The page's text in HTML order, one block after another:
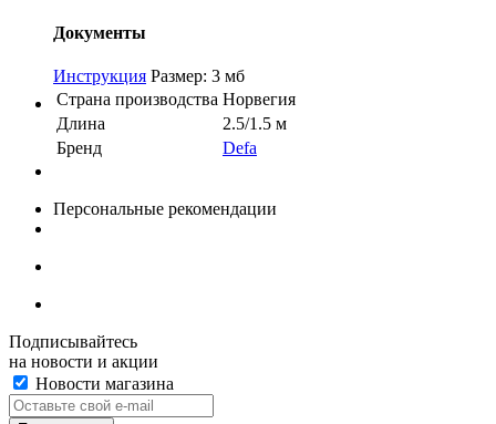
Документы
Инструкция Размер: 3 мб
Страна производства Норвегия
Длина
2.5/1.5 м
Бренд
Defa
Персональные рекомендации
Подписывайтесь
на новости и акции
Новости магазина